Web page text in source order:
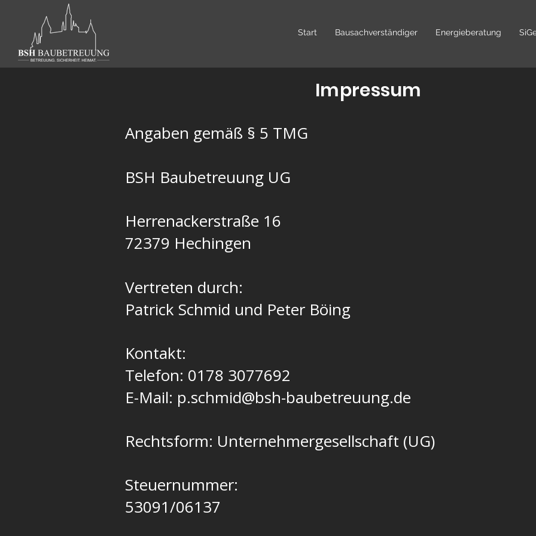
Start Bausachverständiger Energieberatung
Impressum
Angaben gemäß § 5 TMG
BSH Baubetreuung UG
Herrenackerstraße 16
72379 Hechingen
Vertreten durch:
Patrick Schmid und Peter Böing
Kontakt:
Telefon: 0178 3077692
E-Mail: p.schmid@bsh-baubetreuung.de
Rechtsform: Unternehmergesellschaft (UG)
Steuernummer:
53091/06137